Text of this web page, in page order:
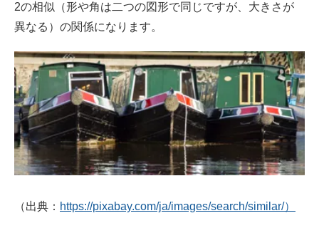
2の相似（形や角は二つの図形で同じですが、大きさが
異なる）の関係になります。
（出典： https://pixabay.com/ja/images/search/similar/）